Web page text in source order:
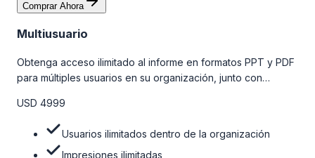
Comprar Ahora
Multiusuario
Obtenga acceso ilimitado al informe en formatos PPT y PDF
para múltiples usuarios en su organización, junto con
venta, el soporte post-venta de nuestros analistas y una
opción de actualización gratuita del informe dentro de 180
días de la compra. Para obtener más información, consulte
la tabla de precios a continuación.
USD 4999
Usuarios ilimitados dentro de la organización
Impresiones ilimitadas